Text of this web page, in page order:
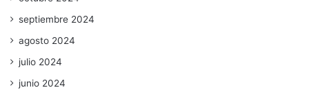
septiembre 2024
agosto 2024
julio 2024
junio 2024